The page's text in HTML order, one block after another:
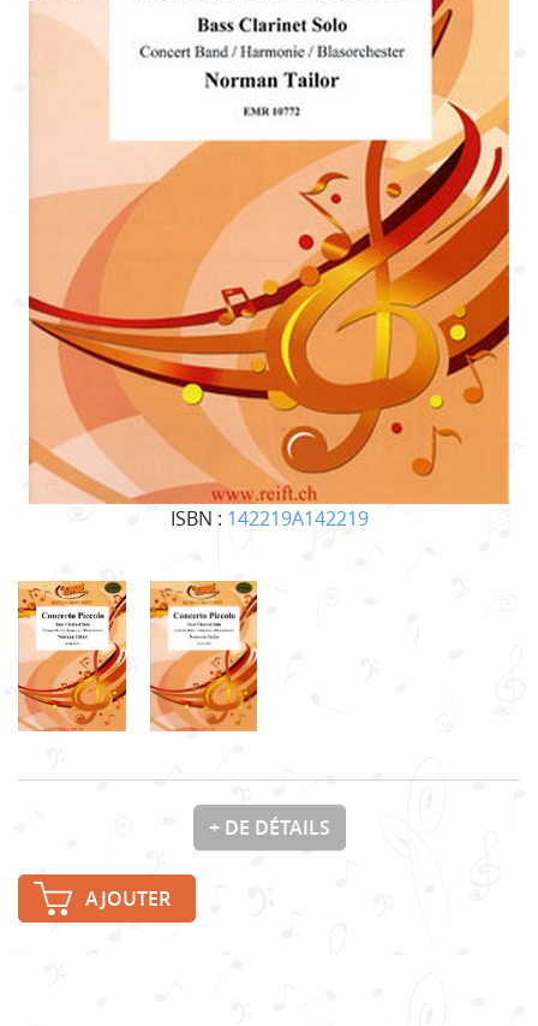
ISBN : 142219A142219
+ DE DÉTAILS
AJOUTER